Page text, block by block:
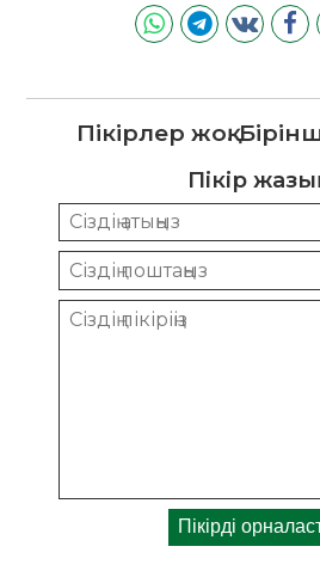
Пікірлер жоқ.
Пікір